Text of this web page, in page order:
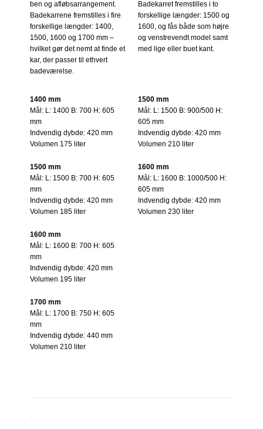
ben og afløbsarrangement.
Badekarrene fremstilles i fire
forskellige længder: 1400,
1500, 1600 og 1700 mm –
hvilket gør det nemt at finde et
kar, der passer til ethvert
badeværelse.
Badekarret fremstilles i to
forskellige længder: 1500 og
1600, og fås både som højre
og venstrevendt model samt
med lige eller buet kant.
1400 mm
Mål: L: 1400 B: 700 H: 605
mm
Indvendig dybde: 420 mm
Volumen 175 liter
1500 mm
Mål: L: 1500 B: 700 H: 605
mm
Indvendig dybde: 420 mm
Volumen 185 liter
1600 mm
Mål: L: 1600 B: 700 H: 605
mm
Indvendig dybde: 420 mm
Volumen 195 liter
1700 mm
Mål: L: 1700 B: 750 H: 605
mm
Indvendig dybde: 440 mm
Volumen 210 liter
1500 mm
Mål: L: 1500 B: 900/500 H:
605 mm
Indvendig dybde: 420 mm
Volumen 210 liter
1600 mm
Mål: L: 1600 B: 1000/500 H:
605 mm
Indvendig dybde: 420 mm
Volumen 230 liter